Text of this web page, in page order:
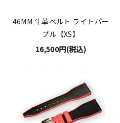
46MM 牛革ベルト ライトパー
プル【XS】
16,500円(税込)